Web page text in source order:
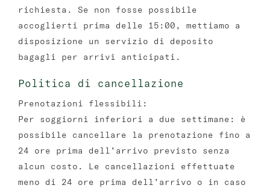
richiesta. Se non fosse possibile
accoglierti prima delle 15:00, mettiamo a
disposizione un servizio di deposito
bagagli per arrivi anticipati.
Politica di cancellazione
Prenotazioni flessibili:
Per soggiorni inferiori a due settimane: è
possibile cancellare la prenotazione fino a
24 ore prima dell’arrivo previsto senza
alcun costo. Le cancellazioni effettuate
meno di 24 ore prima dell’arrivo o in caso